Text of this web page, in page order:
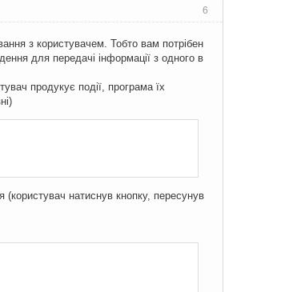
6
з користувачем. Тобто вам потрібен
для передачі інформації з одного в
продукує події, програма їх
натиснув кнопку, пересунув